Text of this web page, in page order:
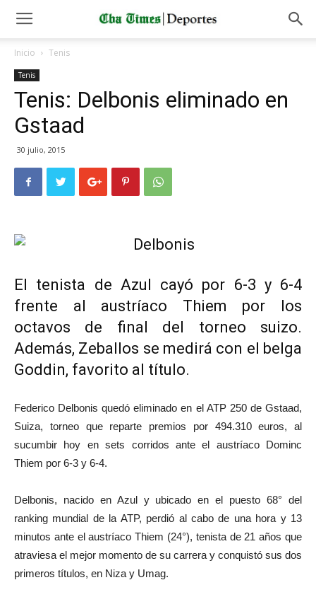
Inicio Tenis
Tenis
Tenis: Delbonis eliminado en
Gstaad
30 julio, 2015
El tenista de Azul cayó por 6-3 y 6-4
frente al austríaco Thiem por los
octavos de final del torneo suizo.
Además, Zeballos se medirá con el belga
Goddin, favorito al título.
Federico Delbonis quedó eliminado en el ATP 250 de Gstaad,
Suiza, torneo que reparte premios por 494.310 euros, al
sucumbir hoy en sets corridos ante el austríaco Dominc
Thiem por 6-3 y 6-4.
Delbonis, nacido en Azul y ubicado en el puesto 68° del
ranking mundial de la ATP, perdió al cabo de una hora y 13
minutos ante el austríaco Thiem (24°), tenista de 21 años que
atraviesa el mejor momento de su carrera y conquistó sus dos
primeros títulos, en Niza y Umag.